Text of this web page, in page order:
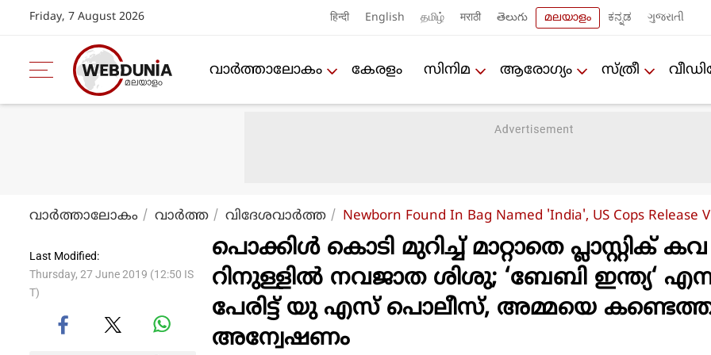
Friday, 7 August 2026 हिन्दी English தமிழ் मराठी తెలుగు മലയാളം ಕನ್ನಡ ગુજરાતી
വാര്‍ത്താലോകം കേരളം സിനിമ ആരോഗ്യം സ്ത്രീ
വാര്‍ത്താലോകം വാര്‍ത്ത വിദേശവാര്‍ത്ത Newborn Found In Bag Named 'India', US Cops Release
Last Modified:
Thursday, 27 June 2019 (12:50 IS
T)
പൊക്കിൾ കൊടി മുറിച്ച് മാറ്റാതെ പ്ലാസ്റ്റിക് കവ
റിനുള്ളിൽ നവജാത ശിശു; ‘ബേബി ഇന്ത്യ‘
പേരിട്ട് യു എസ് പൊലീസ്, അമ്മയെ
അന്വേഷണം